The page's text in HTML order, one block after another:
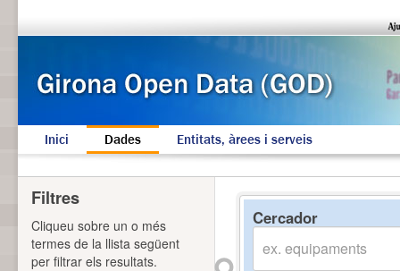
Inici Dades Entitats, àrees i serveis
Cercador
Filtres
Cliqueu sobre un o més
termes de la llista següent
per filtrar els resultats.